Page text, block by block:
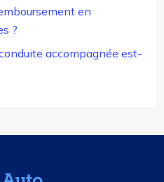
en
?
accompagnée est-